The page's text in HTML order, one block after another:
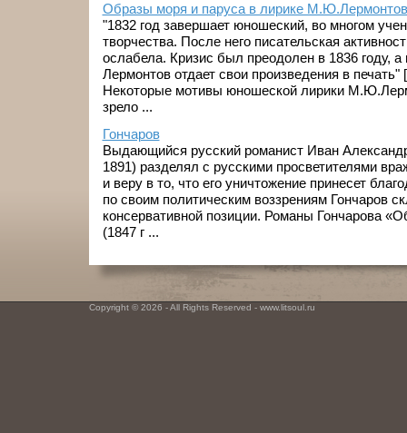
Образы моря и паруса в лирике
"1832 год завершает юношеский, во многом
творчества. После него писательская
ослабела. Кризис был преодолен в 1836 году, а
Лермонтов отдает свои произведения в печать"
Некоторые мотивы юношеской лирики
зрело ...
Гончаров
Выдающийся русский романист Иван
1891) разделял с русскими просветителями
и веру в то, что его уничтожение принесет
по своим политическим воззрениям Гончаров
консервативной позиции. Романы Гончарова
(1847 г ...
Copyright © 2026 - All Rights Reserved - www.litsoul.ru